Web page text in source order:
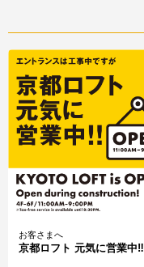
お客さまへ
京都ロフト 元気に営業中‼